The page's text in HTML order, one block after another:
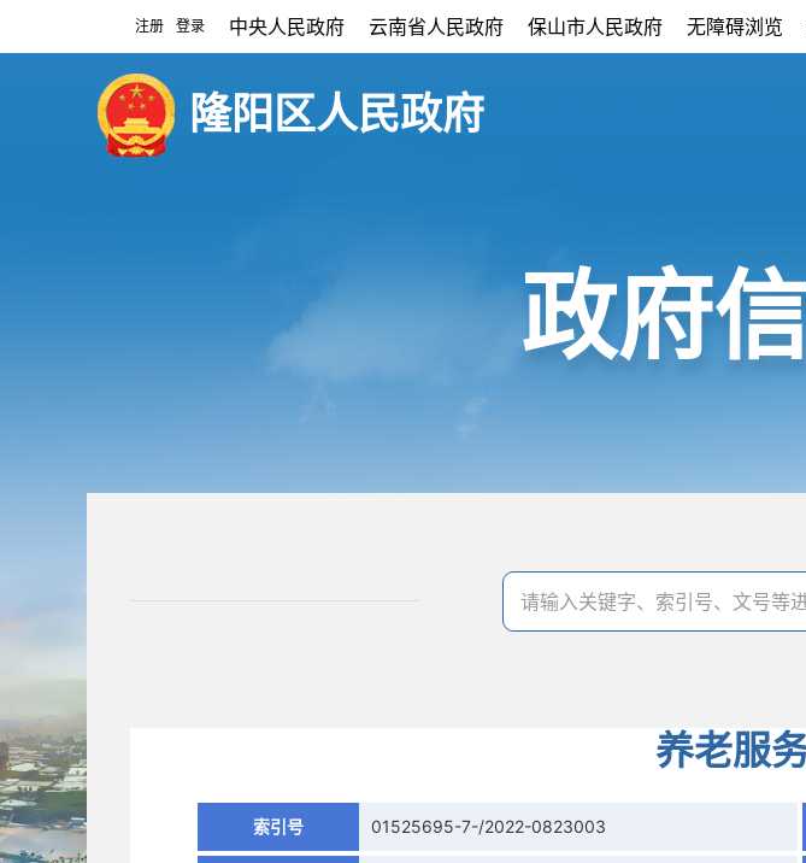
注册 登录 中央人民政府 云南省人民政府 保山市人民政府 无障碍浏览
隆阳区人民政府
政府
养老服
索引号 01525695-7-/2022-0823003